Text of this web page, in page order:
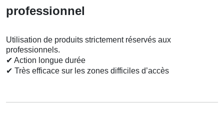
professionnel
Utilisation de produits strictement réservés aux
professionnels.
✔ Action longue durée
✔ Très efficace sur les zones difficiles d’accès